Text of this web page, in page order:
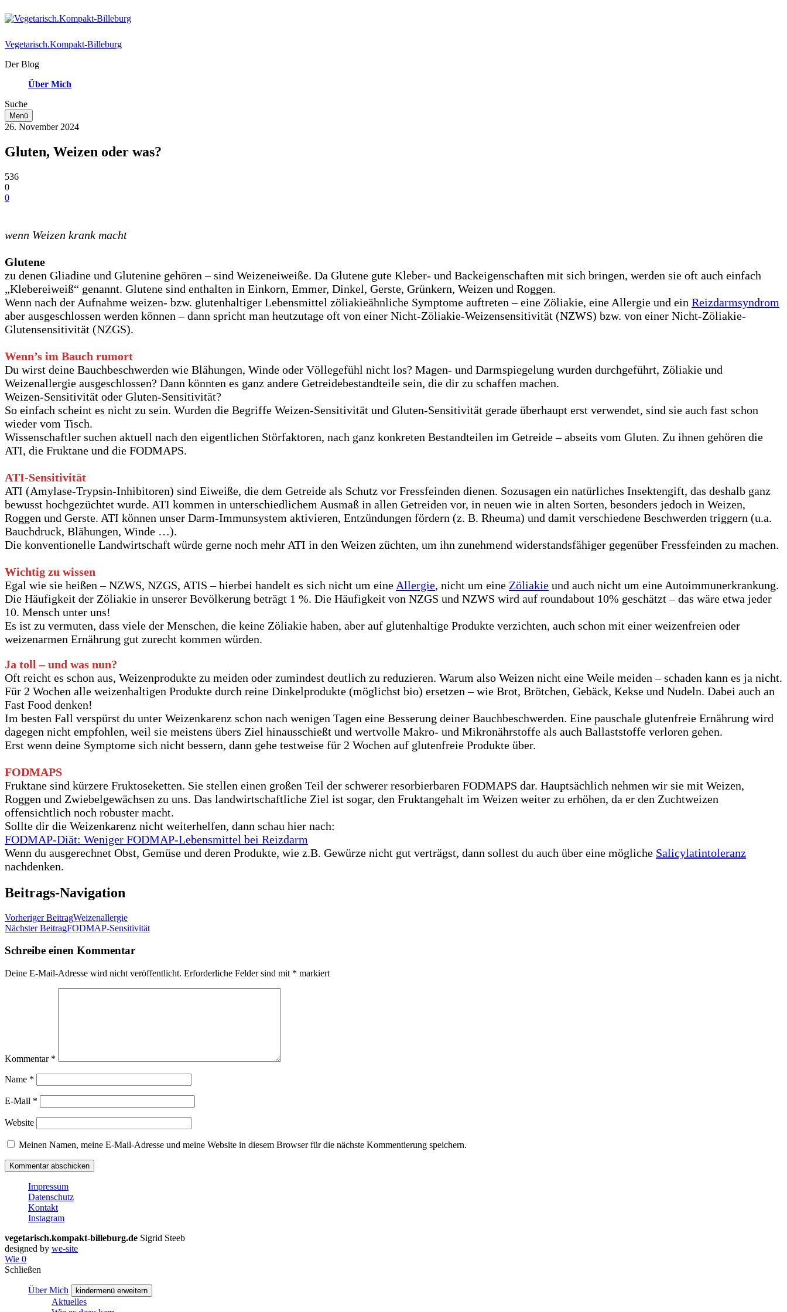
Vegetarisch.Kompakt-Billeburg
Der Blog
Über Mich
Suche
Menü
26. November 2024
Gluten, Weizen oder was?
536
0
0
wenn Weizen krank macht
Glutene
zu denen Gliadine und Glutenine gehören – sind Weizeneiweiße. Da Glutene gute Kleber- und Backeigenschaften mit sich bringen, werden sie oft auch einfach
„Klebereiweiß“ genannt. Glutene sind enthalten in Einkorn, Emmer, Dinkel, Gerste, Grünkern, Weizen und Roggen.
Wenn nach der Aufnahme weizen- bzw. glutenhaltiger Lebensmittel zöliakieähnliche Symptome auftreten – eine Zöliakie, eine Allergie und ein Reizdarmsyndrom
aber ausgeschlossen werden können – dann spricht man heutzutage oft von einer Nicht-Zöliakie-Weizensensitivität (NZWS) bzw. von einer Nicht-Zöliakie-
Glutensensitivität (NZGS).
Wenn’s im Bauch rumort
Du wirst deine Bauchbeschwerden wie Blähungen, Winde oder Völlegefühl nicht los? Magen- und Darmspiegelung wurden durchgeführt, Zöliakie und
Weizenallergie ausgeschlossen? Dann könnten es ganz andere Getreidebestandteile sein, die dir zu schaffen machen.
Weizen-Sensitivität oder Gluten-Sensitivität?
So einfach scheint es nicht zu sein. Wurden die Begriffe Weizen-Sensitivität und Gluten-Sensitivität gerade überhaupt erst verwendet, sind sie auch fast schon
wieder vom Tisch.
Wissenschaftler suchen aktuell nach den eigentlichen Störfaktoren, nach ganz konkreten Bestandteilen im Getreide – abseits vom Gluten. Zu ihnen gehören die
ATI, die Fruktane und die FODMAPS.
ATI-Sensitivität
ATI (Amylase-Trypsin-Inhibitoren) sind Eiweiße, die dem Getreide als Schutz vor Fressfeinden dienen. Sozusagen ein natürliches Insektengift, das deshalb ganz
bewusst hochgezüchtet wurde. ATI kommen in unterschiedlichem Ausmaß in allen Getreiden vor, in neuen wie in alten Sorten, besonders jedoch in Weizen,
Roggen und Gerste. ATI können unser Darm-Immunsystem aktivieren, Entzündungen fördern (z. B. Rheuma) und damit verschiedene Beschwerden triggern (u.a.
Bauchdruck, Blähungen, Winde …).
Die konventionelle Landwirtschaft würde gerne noch mehr ATI in den Weizen züchten, um ihn zunehmend widerstandsfähiger gegenüber Fressfeinden zu machen.
Wichtig zu wissen
Egal wie sie heißen – NZWS, NZGS, ATIS – hierbei handelt es sich nicht um eine Allergie, nicht um eine Zöliakie und auch nicht um eine Autoimmunerkrankung.
Die Häufigkeit der Zöliakie in unserer Bevölkerung beträgt 1 %. Die Häufigkeit von NZGS und NZWS wird auf roundabout 10% geschätzt – das wäre etwa jeder
10. Mensch unter uns!
Es ist zu vermuten, dass viele der Menschen, die keine Zöliakie haben, aber auf glutenhaltige Produkte verzichten, auch schon mit einer weizenfreien oder
weizenarmen Ernährung gut zurecht kommen würden.
Ja toll – und was nun?
Oft reicht es schon aus, Weizenprodukte zu meiden oder zumindest deutlich zu reduzieren. Warum also Weizen nicht eine Weile meiden – schaden kann es ja nicht.
Für 2 Wochen alle weizenhaltigen Produkte durch reine Dinkelprodukte (möglichst bio) ersetzen – wie Brot, Brötchen, Gebäck, Kekse und Nudeln. Dabei auch an
Fast Food denken!
Im besten Fall verspürst du unter Weizenkarenz schon nach wenigen Tagen eine Besserung deiner Bauchbeschwerden. Eine pauschale glutenfreie Ernährung wird
dagegen nicht empfohlen, weil sie meistens übers Ziel hinausschießt und wertvolle Makro- und Mikronährstoffe als auch Ballaststoffe verloren gehen.
Erst wenn deine Symptome sich nicht bessern, dann gehe testweise für 2 Wochen auf glutenfreie Produkte über.
FODMAPS
Fruktane sind kürzere Fruktoseketten. Sie stellen einen großen Teil der schwerer resorbierbaren FODMAPS dar. Hauptsächlich nehmen wir sie mit Weizen,
Roggen und Zwiebelgewächsen zu uns. Das landwirtschaftliche Ziel ist sogar, den Fruktangehalt im Weizen weiter zu erhöhen, da er den Zuchtweizen
offensichtlich noch robuster macht.
Sollte dir die Weizenkarenz nicht weiterhelfen, dann schau hier nach:
FODMAP-Diät: Weniger FODMAP-Lebensmittel bei Reizdarm
Wenn du ausgerechnet Obst, Gemüse und deren Produkte, wie z.B. Gewürze nicht gut verträgst, dann sollest du auch über eine mögliche Salicylatintoleranz
nachdenken.
Beitrags-Navigation
Vorheriger BeitragWeizenallergie
Nächster BeitragFODMAP-Sensitivität
Schreibe einen Kommentar
Deine E-Mail-Adresse wird nicht veröffentlicht. Erforderliche Felder sind mit * markiert
Kommentar *
Name *
E-Mail *
Website
Meinen Namen, meine E-Mail-Adresse und meine Website in diesem Browser für die nächste Kommentierung speichern.
Impressum
Datenschutz
Kontakt
Instagram
vegetarisch.kompakt-billeburg.de Sigrid Steeb
designed by we-site
Wie 0
Schließen
Über Mich kindermenü erweitern
Aktuelles